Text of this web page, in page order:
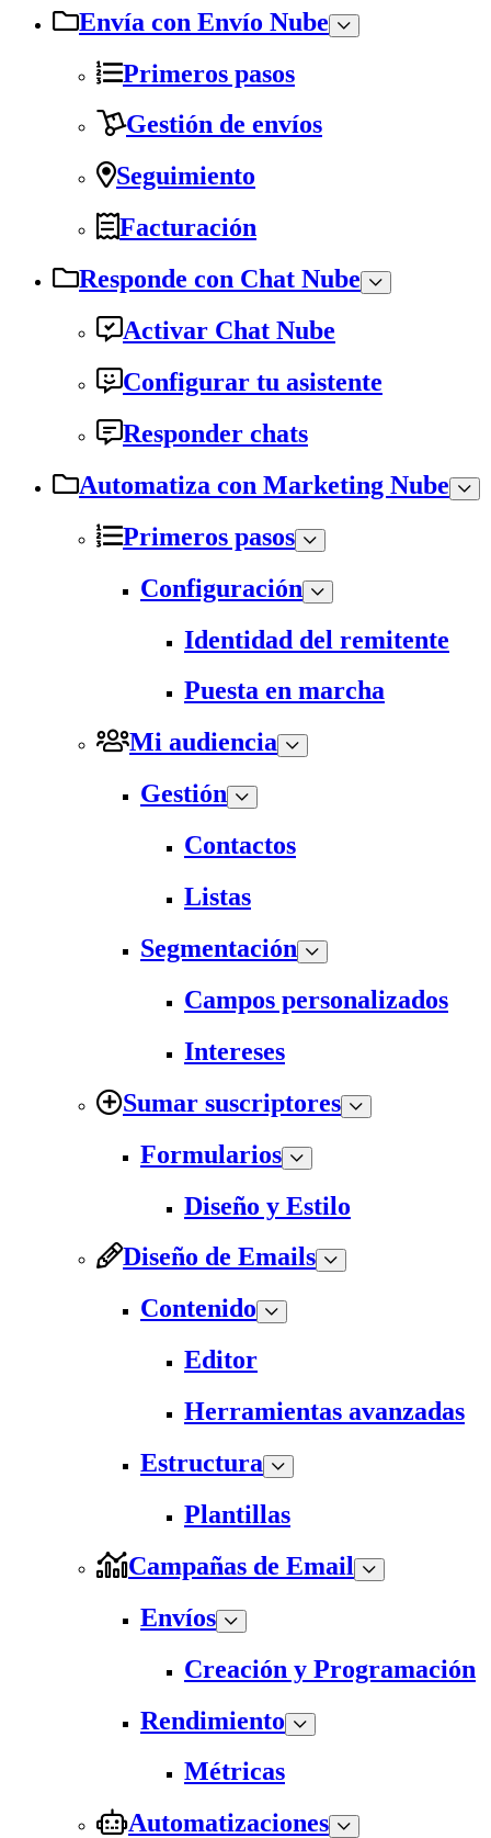
Envía con Envío Nube
Primeros pasos
Gestión de envíos
Seguimiento
Facturación
Responde con Chat Nube
Activar Chat Nube
Configurar tu asistente
Responder chats
Automatiza con Marketing Nube
Primeros pasos
Configuración
Identidad del remitente
Puesta en marcha
Mi audiencia
Gestión
Contactos
Listas
Segmentación
Campos personalizados
Intereses
Sumar suscriptores
Formularios
Diseño y Estilo
Diseño de Emails
Contenido
Editor
Herramientas avanzadas
Estructura
Plantillas
Campañas de Email
Envíos
Creación y Programación
Rendimiento
Métricas
Automatizaciones